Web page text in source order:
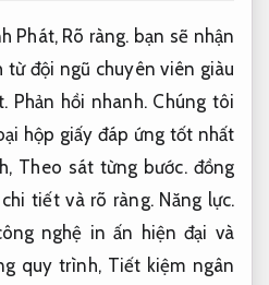
Phát, Rõ ràng. bạn sẽ nhận
đội ngũ chuyên viên giàu
Phản hồi nhanh.Chúng tôi
hộp giấy đáp ứng tốt nhất
Theo sát từng bước.đồng
tiết và rõ ràng. Năng lực.
nghệ in ấn hiện đại và
quy trình, Tiết kiệm ngân